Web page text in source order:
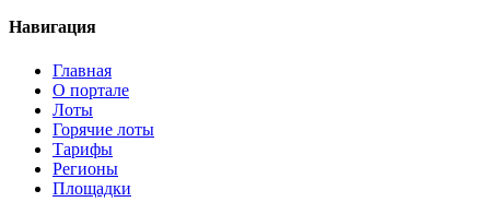
Навигация
Главная
О портале
Лоты
Горячие лоты
Тарифы
Регионы
Площадки